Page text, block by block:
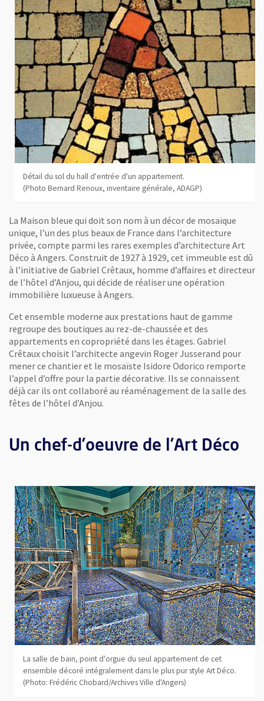
Détail du sol du hall d'entrée d'un appartement.
(Photo Bernard Renoux, inventaire générale, ADAGP)
La Maison bleue qui doit son nom à un décor de mosaïque
unique, l’un des plus beaux de France dans l’architecture
privée, compte parmi les rares exemples d’architecture Art
Déco à Angers. Construit de 1927 à 1929, cet immeuble est dû
à l’initiative de Gabriel Crêtaux, homme d’affaires et directeur
de l’hôtel d’Anjou, qui décide de réaliser une opération
immobilière luxueuse à Angers.
Cet ensemble moderne aux prestations haut de gamme
regroupe des boutiques au rez-de-chaussée et des
appartements en copropriété dans les étages. Gabriel
Crêtaux choisit l’architecte angevin Roger Jusserand pour
mener ce chantier et le mosaïste Isidore Odorico remporte
l’appel d’offre pour la partie décorative. Ils se connaissent
déjà car ils ont collaboré au réaménagement de la salle des
fêtes de l’hôtel d’Anjou.
Un chef-d’oeuvre de l’Art Déco
La salle de bain, point d'orgue du seul appartement de cet
ensemble décoré intégralement dans le plus pur style Art Déco.
(Photo: Frédéric Chobard/Archives Ville d'Angers)